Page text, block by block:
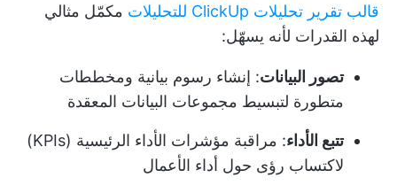
قالب تقرير تحليلات ClickUp للتحليلات
مكمّل مثالي
لهذه القدرات لأنه يسهّل:
تصور البيانات: إنشاء رسوم بيانية ومخططات
متطورة لتبسيط مجموعات البيانات المعقدة
تتبع الأداء
: مراقبة مؤشرات الأداء الرئيسية (KPIs)
لاكتساب رؤى حول أداء الأعمال